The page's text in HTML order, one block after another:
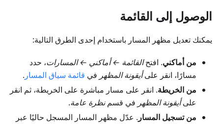
الوصول إلى القائمة
يمكنك تعديل مظهر المسار باستخدام إحدى الطرق التالية:
من أماكني. افتحالقائمة ← أماكني ← المسارات، حدد
مسارًا، انقر علىأيقونة المظهر في قائمة سياق المسار .
من الخريطة. انقر على مسار مباشرة على الخريطة، ثم انقر
علىأيقونة المظهر في قسمنظرة عامة.
من تسجيل المسار . عدّل مظهر المسار المسجل حاليًا عبر